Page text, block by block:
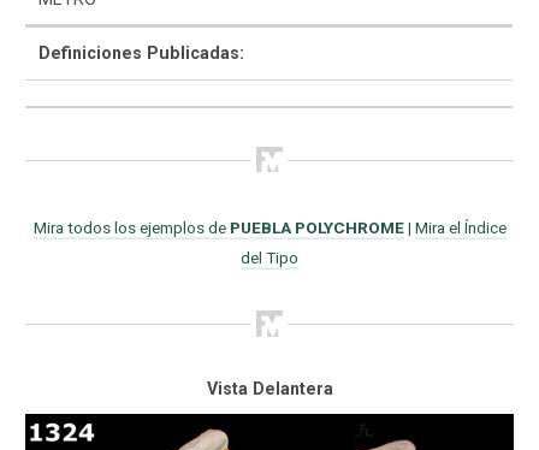
Glosario
Definiciones Publicadas:
Mira todos los ejemplos de PUEBLA POLYCHROME| Mira el Índice
del Tipo
Vista Delantera